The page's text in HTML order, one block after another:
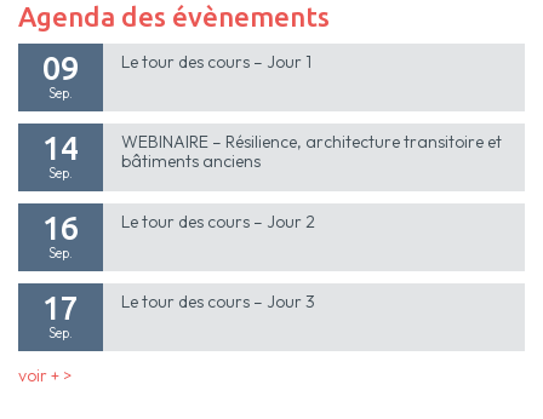
Agenda des évènements
09
Sep.
Le tour des cours – Jour 1
14
Sep.
WEBINAIRE – Résilience, architecture transitoire et
bâtiments anciens
16
Sep.
Le tour des cours – Jour 2
17
Sep.
Le tour des cours – Jour 3
voir + >